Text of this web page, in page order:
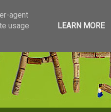
agent
usage
LEARN MORE